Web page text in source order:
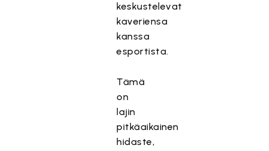
keskustelevat
kaveriensa
kanssa
esportista.
Tämä
on
lajin
pitkäaikainen
hidaste,